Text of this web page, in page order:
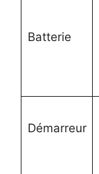
Batterie
Démarreur